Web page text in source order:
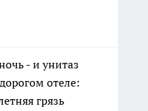
- и унитаз
отеле:
грязь